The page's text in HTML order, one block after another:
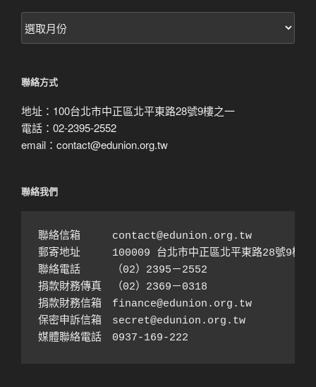
按
月
聯絡方式
地址：100台北市中正區北平東路28號9樓之一
電話：02-2395-2552
email：contact@edunion.org.tw
聯絡我們
聯絡信箱　　　contact@edunion.org.tw
郵寄地址　　　100009 台北市中正區北平東路28號9樓之
聯絡電話　　　（02）2395－2552
捐款財務傳真　（02）2369－0318
捐款財務信箱　finance@edunion.org.tw
保密申訴信箱　secret@edunion.org.tw
媒體聯絡電話　0937-169-222